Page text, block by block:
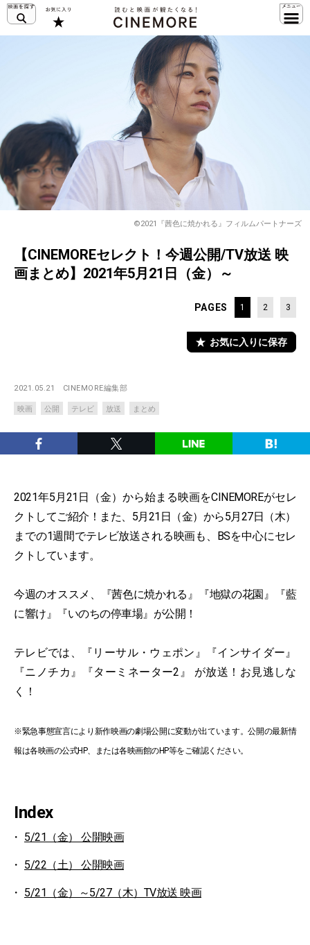
©2021『茜色に焼かれる』フィルムパートナーズ
【CINEMOREセレクト！今週公開/TV放送 映
画まとめ】2021年5月21日（金）～
PAGES 1 2 3
お気に入りに保存
2021.05.21 CINEMORE編集部
映画 公開 テレビ 放送 まとめ
2021年5月21日（金）から始まる映画をCINEMOREがセレ
クトしてご紹介！また、5月21日（金）から5月27日（木）
までの1週間でテレビ放送される映画も、BSを中心にセレ
クトしています。
今週のオススメ、『茜色に焼かれる』『地獄の花園』『藍
に響け』『いのちの停車場』が公開！
テレビでは、『リーサル・ウェポン』『インサイダー』
『ニノチカ』『ターミネーター2』 が放送！お見逃しな
く！
※緊急事態宣言により新作映画の劇場公開に変動が出ています。公開の最新情
報は各映画の公式HP、または各映画館のHP等をご確認ください。
Index
5/21（金） 公開映画
5/22（土） 公開映画
5/21（金）～5/27（木）TV放送 映画